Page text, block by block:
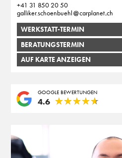
+41 31 850 20 50
galliker.schoenbuehl
carplanet ch
WERKSTATT-TERMIN
BERATUNGSTERMIN
AUF KARTE ANZEIGEN
GOOGLE BEWERTUNGEN
4.6 ★★★★★
★★★★★